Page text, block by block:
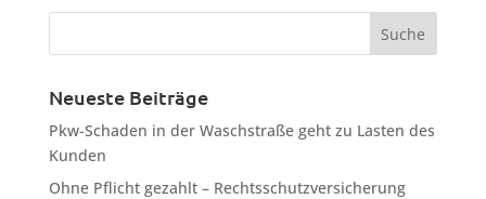
Neueste Beiträge
Pkw-Schaden in der Waschstraße geht zu Lasten des
Kunden
Ohne Pflicht gezahlt – Rechtsschutzversicherung